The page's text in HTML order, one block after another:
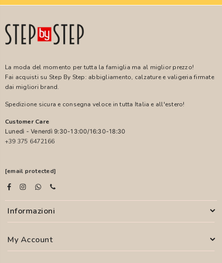
La moda del momento per tutta la famiglia ma al miglior prezzo!
Fai acquisti su Step By Step: abbigliamento, calzature e valigeria firmate
dai migliori brand.
Spedizione sicura e consegna veloce in tutta Italia e all'estero!
Customer Care
Lunedì - Venerdì 9:30-13:00/16:30-18:30
+39 375 6472166
[email protected]
Informazioni
My Account